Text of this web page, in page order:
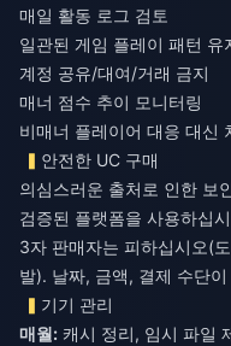
매일 활동 로그 검토
일관된 게임 플레이 패턴 유
계정 공유/대여/거래 금지
매너 점수 추이 모니터링
비매너 플레이어 대응 대신
안전한 UC 구매
의심스러운 출처로 인한 보
검증된 플랫폼을 사용하십
3자 판매자는 피하십시오(
발). 날짜, 금액, 결제 수단
기기 관리
매월: 캐시 정리, 임시 파일